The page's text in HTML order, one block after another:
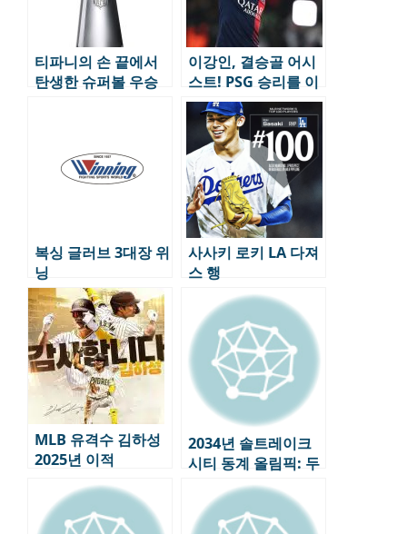
티파니의 손 끝에서
탄생한 슈퍼볼 우승
이강인, 결승골 어시
스트! PSG 승리를 이
끌다
복싱 글러브 3대장 위
닝
사사키 로키 LA 다져
스 행
MLB 유격수 김하성
2025년 이적
2034년 솔트레이크
시티 동계 올림픽: 두
번째 도전, 미국의 올
림픽 전략